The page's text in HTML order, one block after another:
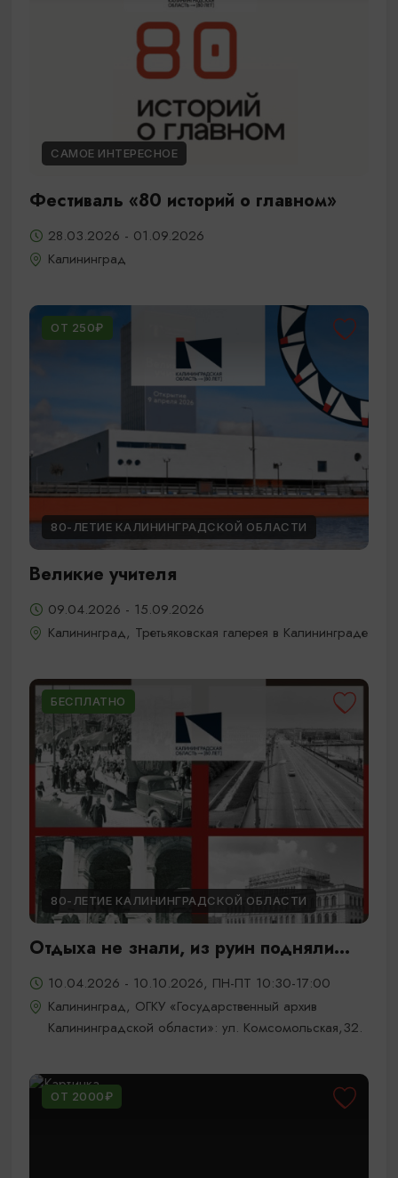
САМОЕ ИНТЕРЕСНОЕ
Фестиваль «80 историй о главном»
28.03.2026 - 01.09.2026
Калининград
ОТ 250₽
80-ЛЕТИЕ КАЛИНИНГРАДСКОЙ ОБЛАСТИ
Великие учителя
09.04.2026 - 15.09.2026
Калининград, Третьяковская галерея в Калининграде
БЕСПЛАТНО
80-ЛЕТИЕ КАЛИНИНГРАДСКОЙ ОБЛАСТИ
Отдыха не знали, из руин подняли...
10.04.2026 - 10.10.2026, ПН-ПТ 10:30-17:00
Калининград, ОГКУ «Государственный архив
Калининградской области»: ул. Комсомольская,32.
ОТ 2000₽